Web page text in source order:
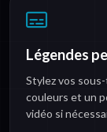
Légendes
Stylez vos
couleurs et un
vidéo si